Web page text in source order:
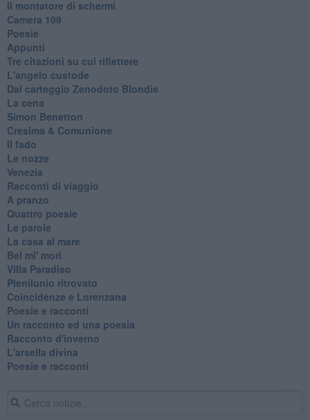
Il montatore di schermi
Camera 109
Poesie
Appunti
Tre citazioni su cui riflettere
L'angelo custode
Dal carteggio Zenodoto Blondie
La cena
Simon Benetton
Cresima & Comunione
Il fado
Le nozze
Venezia
Racconti di viaggio
A pranzo
Quattro poesie
Le parole
La casa al mare
Bel mi' morì
Villa Paradiso
Plenilunio ritrovato
Coincidenze e Lorenzana
Poesie e racconti
Un racconto ed una poesia
Racconto d'inverno
​L'arsella divina
Poesie e racconti